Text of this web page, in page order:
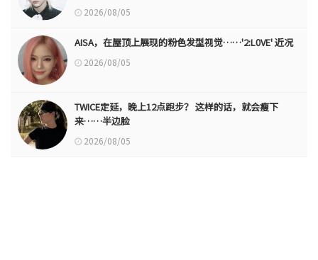
2026/08/05
AISA，在屋顶上展现的粉色发型视觉……'2:L0VE' 近况
2026/08/05
TWICE定延，晚上12点跑步？ 这样的话，就会瘦下
来……半边脸
2026/08/05